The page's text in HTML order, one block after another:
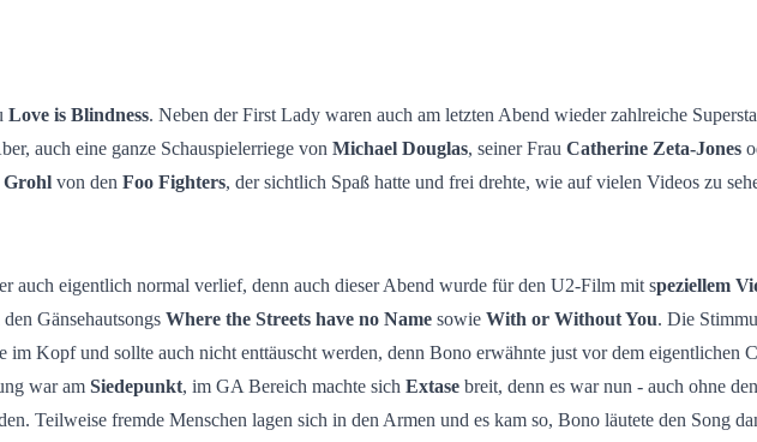
Love is Blindness. Neben der First Lady waren auch am letzten Abend wieder zahlreiche
auch eine ganze Schauspielerriege von Michael Douglas, seiner Frau Catherine Zeta-Jones
Grohl von den Foo Fighters, der sichtlich Spaß hatte und frei drehte, wie auf vielen Videos zu
auch eigentlich normal verlief, denn auch dieser Abend wurde für den U2-Film mit speziellem
Gänsehautsongs Where the Streets have no Name sowie With or Without You. Die
im Kopf und sollte auch nicht enttäuscht werden, denn Bono erwähnte just vor dem eigentlichen
war am Siedepunkt, im GA Bereich machte sich Extase breit, denn es war nun - auch ohne
Teilweise fremde Menschen lagen sich in den Armen und es kam so, Bono läutete den Song